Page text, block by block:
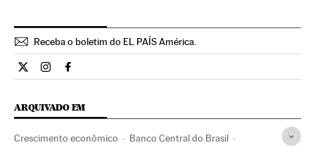
Receba o boletim do EL PAÍS América.
Economia El País Brasil en Twitter
Economia El País Brasil en Instagram
Economia El País Brasil en Facebook
ARQUIVADO EM
Crescimento econômico Banco Central do Brasil